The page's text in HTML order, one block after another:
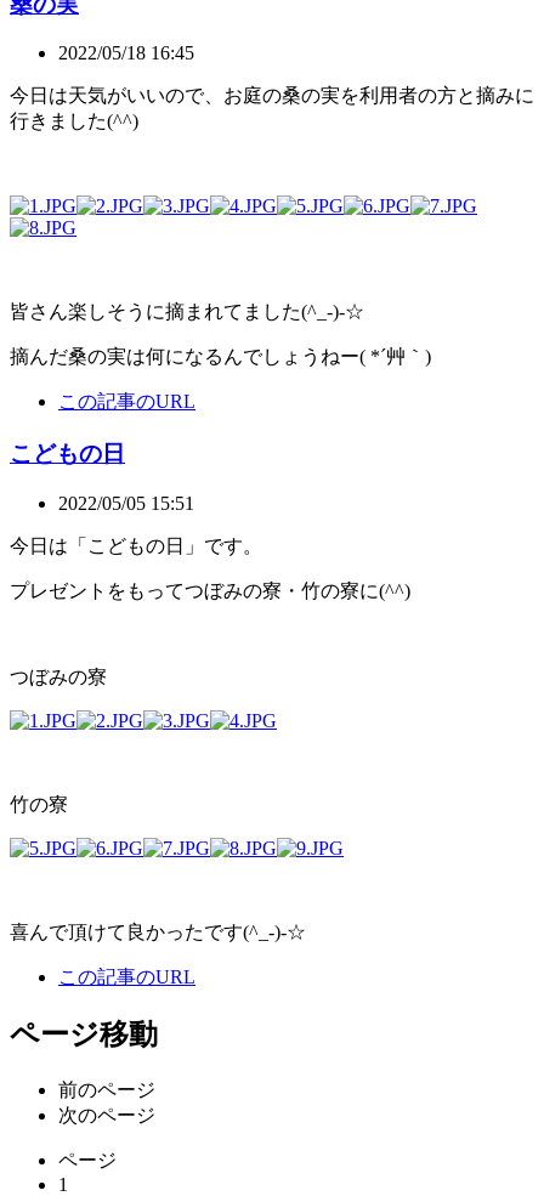
2022/05/18 16:45
今日は天気がいいので、お庭の桑の実を利用者の方と摘みに
行きました(^^)
皆さん楽しそうに摘まれてました(^_-)-☆
摘んだ桑の実は何になるんでしょうねー( *´艸｀)
この記事のURL
こどもの日
2022/05/05 15:51
今日は「こどもの日」です。
プレゼントをもってつぼみの寮・竹の寮に(^^)
つぼみの寮
竹の寮
喜んで頂けて良かったです(^_-)-☆
この記事のURL
ページ移動
前のページ
次のページ
ページ
1